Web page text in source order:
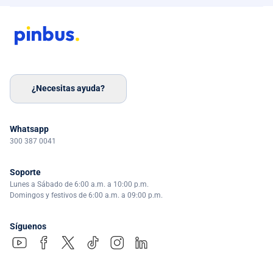
¿Necesitas ayuda?
Whatsapp
300 387 0041
Soporte
Lunes a Sábado de 6:00 a.m. a 10:00 p.m.
Domingos y festivos de 6:00 a.m. a 09:00 p.m.
Síguenos